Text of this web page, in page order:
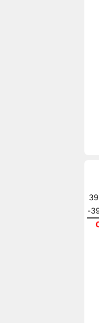
-